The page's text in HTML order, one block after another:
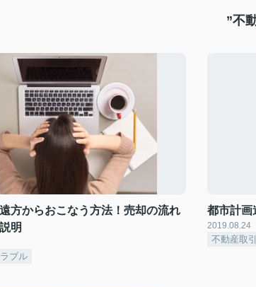
”不
方からおこなう方法！売却の流れ
明
ブル
都市計画
2019.08.24
不動産取